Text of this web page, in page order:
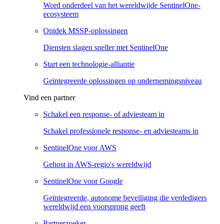
Word onderdeel van het wereldwijde SentinelOne-
ecosysteem
Ontdek MSSP-oplossingen
Diensten slagen sneller met SentinelOne
Start een technologie-alliantie
Geïntegreerde oplossingen op ondernemingsniveau
Vind een partner
Schakel een response- of adviesteam in
Schakel professionele response- en adviesteams in
SentinelOne voor AWS
Gehost in AWS-regio's wereldwijd
SentinelOne voor Google
Geïntegreerde, autonome beveiliging die verdedigers
wereldwijd een voorsprong geeft